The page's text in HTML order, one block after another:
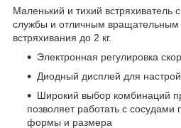
Маленький и тихий встряхиватель
службы и отличным
встряхивания до 2 кг.
Электронная регулировка
Диодный дисплей для
Широкий выбор комбинаций
позволяет работать с сосудами
формы и размера